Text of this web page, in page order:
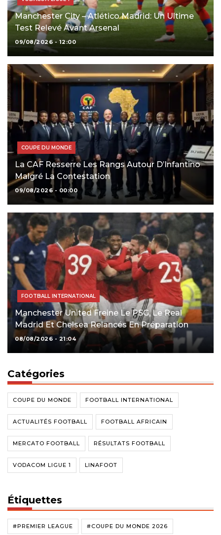
Manchester City – Atlético Madrid: Un Ultime
Test Relevé Avant Arsenal
09/08/2026 - 12:00
COUPE DU MONDE
La CAF Resserre Les Rangs Autour D’Infantino
Malgré La Contestation
09/08/2026 - 00:00
FOOTBALL INTERNATIONAL
Manchester United Freine Le PSG, Le Real
Madrid Et Chelsea Relancés En Préparation
08/08/2026 - 21:04
Catégories
COUPE DU MONDE FOOTBALL INTERNATIONAL
ACTUALITÉS FOOTBALL FOOTBALL AFRICAIN
MERCATO FOOTBALL RÉSULTATS FOOTBALL
VODACOM LIGUE 1 LINAFOOT
Étiquettes
#PREMIER LEAGUE #COUPE DU MONDE 2026